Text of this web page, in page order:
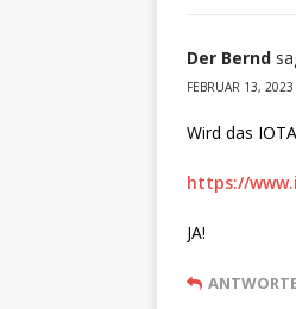
Der Bernd
FEBRUAR 13,
Wird das
https://
JA!